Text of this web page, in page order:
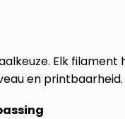
Elk
en printbaarheid.